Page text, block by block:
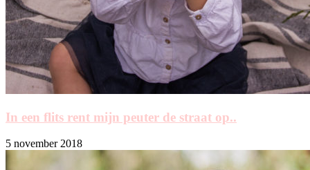
In een flits rent mijn peuter de straat op..
5 november 2018